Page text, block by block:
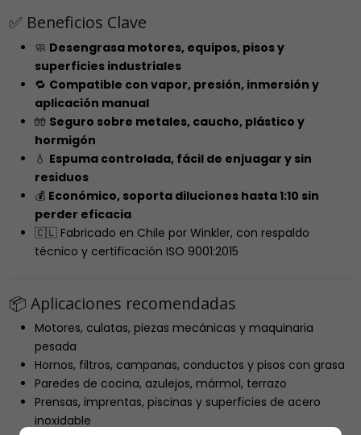
✅ Beneficios Clave
🧼 Desengrasa motores, equipos, pisos y
superficies industriales
🔁 Compatible con vapor, presión, inmersión y
aplicación manual
🧤 Seguro sobre metales, caucho, plástico y
hormigón
💧 Espuma controlada, fácil de enjuagar y sin
residuos
💰 Económico, soporta diluciones hasta 1:10 sin
perder eficacia
🇨🇱 Fabricado en Chile por Winkler, con respaldo
técnico y certificación ISO 9001:2015
📦 Aplicaciones recomendadas
Motores, culatas, piezas mecánicas y maquinaria
pesada
Hornos, filtros, campanas, conductos y pisos con grasa
Paredes de cocina, azulejos, mármol, terrazo
Prensas, imprentas, piscinas y superficies de acero
inoxidable